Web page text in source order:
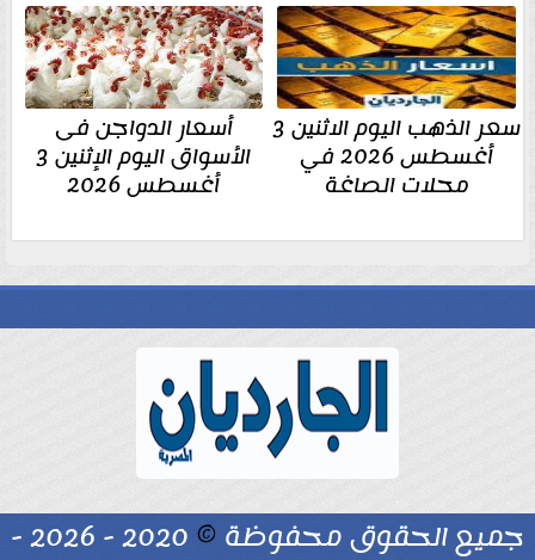
سعر الذهب اليوم الاثنين 3
أغسطس 2026 في
محلات الصاغة
أسعار الدواجن فى
الأسواق اليوم الإثنين 3
أغسطس 2026
جميع الحقوق محفوظة ©
2020 - 2026 -